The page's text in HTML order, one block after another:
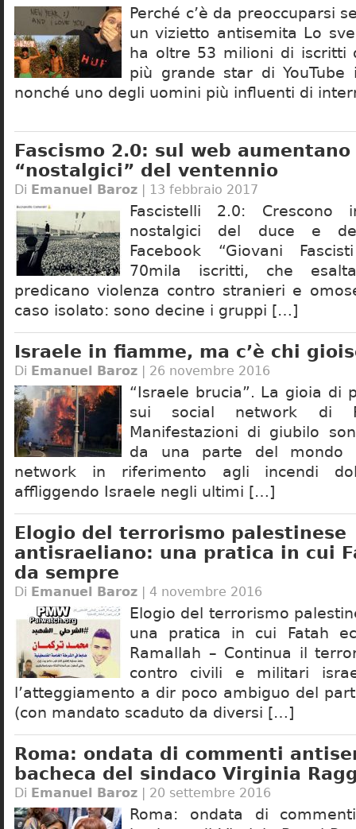
Perché c’è da preoccuparsi
un vizietto antisemita Lo
ha oltre 53 milioni di iscritti
più grande star di
nonché uno degli uomini più influenti di
Fascismo 2.0: sul web
“nostalgici” del ventennio
Di Emanuel Baroz | 13 febbraio 2017
Fascistelli 2.0:
nostalgici del duce e
Facebook “Giovani
70mila iscritti, che
predicano violenza contro stranieri e
caso isolato: sono decine i gruppi […]
Israele in fiamme, ma c’è chi
Di Emanuel Baroz | 26 novembre 2016
“Israele brucia”. La gioia di
sui social network di
Manifestazioni di giubilo
da una parte del mondo
network in riferimento agli incendi
affliggendo Israele negli ultimi […]
Elogio del terrorismo palestinese
antisraeliano: una pratica in cui
da sempre
Di Emanuel Baroz | 4 novembre 2016
Elogio del terrorismo
una pratica in cui Fatah
Ramallah – Continua il
contro civili e militari
l’atteggiamento a dir poco ambiguo del
(con mandato scaduto da diversi […]
Roma: ondata di commenti
bacheca del sindaco Virginia
Di Emanuel Baroz | 20 settembre 2016
Roma: ondata di